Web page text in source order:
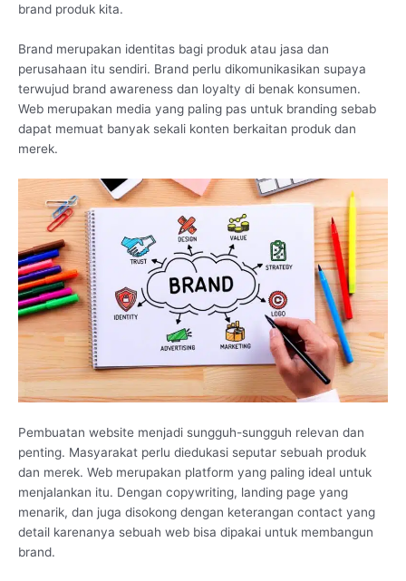
brand produk kita.
Brand merupakan identitas bagi produk atau jasa dan
perusahaan itu sendiri. Brand perlu dikomunikasikan supaya
terwujud brand awareness dan loyalty di benak konsumen.
Web merupakan media yang paling pas untuk branding sebab
dapat memuat banyak sekali konten berkaitan produk dan
merek.
Pembuatan website menjadi sungguh-sungguh relevan dan
penting. Masyarakat perlu diedukasi seputar sebuah produk
dan merek. Web merupakan platform yang paling ideal untuk
menjalankan itu. Dengan copywriting, landing page yang
menarik, dan juga disokong dengan keterangan contact yang
detail karenanya sebuah web bisa dipakai untuk membangun
brand.